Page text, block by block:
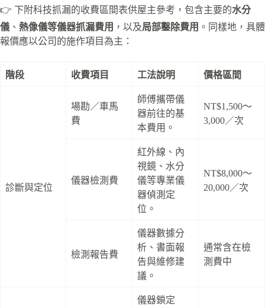
👉 下附科技抓漏的收費區間表供屋主參考，包含主要的水分
儀 、 熱像儀等儀器抓漏費用 ，以及局部鑿除費用 。同樣地，具體
報價應以公司的施作項目為主：
階段 收費項目 工法說明 價格區間
診斷與定位
場勘／車馬
費
師傅攜帶儀
器前往的基
本費用。
NT$1,500～
3,000／次
儀器檢測費
紅外線、內
視鏡、水分
儀等專業儀
器偵測定
位。
NT$8,000～
20,000／次
檢測報告費
儀器數據分
析、書面報
告與維修建
議。
通常含在檢
測費中
儀器鎖定